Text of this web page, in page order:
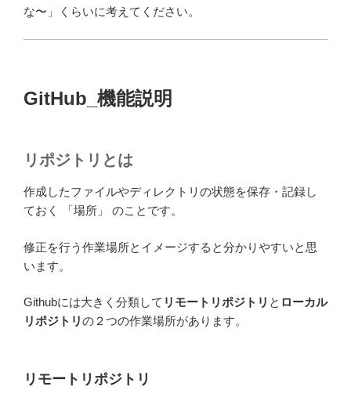
な〜」くらいに考えてください。
GitHub_機能説明
リポジトリとは
作成したファイルやディレクトリの状態を保存・記録し
ておく 「場所」 のことです。
修正を行う作業場所とイメージすると分かりやすいと思
います。
Githubには大きく分類して リモートリポジトリ と ローカル
リポジトリの２つの作業場所があります。
リモートリポジトリ